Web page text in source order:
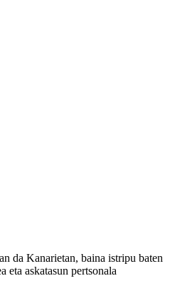
da Kanarietan, baina istripu baten
eta askatasun pertsonala